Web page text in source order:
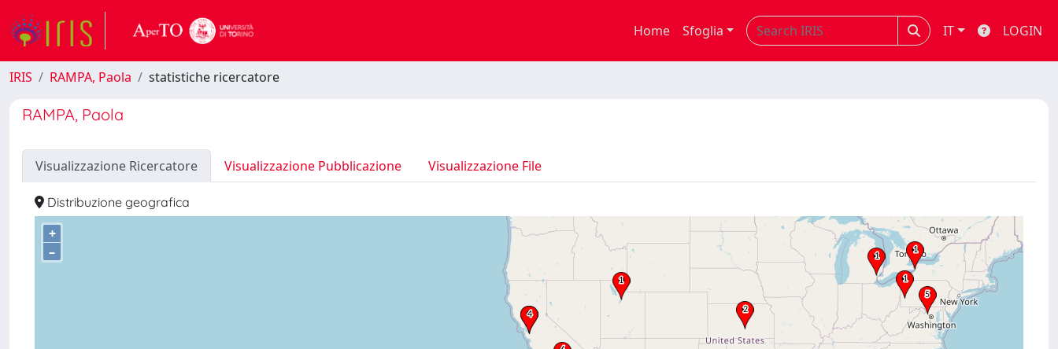
Home Sfoglia IT LOGIN
IRIS RAMPA, Paola statistiche ricercatore
RAMPA, Paola
Visualizzazione Ricercatore Visualizzazione Pubblicazione Visualizzazione File
Distribuzione geografica
+
–